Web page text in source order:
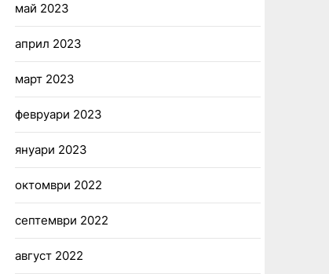
май 2023
април 2023
март 2023
февруари 2023
януари 2023
октомври 2022
септември 2022
август 2022